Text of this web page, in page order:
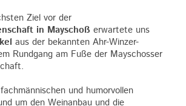
Ziel vor der
in Mayschoß erwartete uns
aus der bekannten Ahr-Winzer-
Rundgang am Fuße der Mayschosser
und humorvollen
um den Weinanbau und die